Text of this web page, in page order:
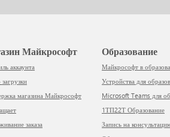
Майкрософт
аккаунта
загрузки
магазина Майкрософт
заказа
Образование
Майкрософт в
Устройства для
Microsoft Teams для
1ТП22Т Образование
Запись на